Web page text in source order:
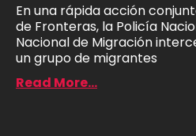
En una rápida acción
de Fronteras, la Policía
Nacional de Migración
un grupo de migrantes
Read More...